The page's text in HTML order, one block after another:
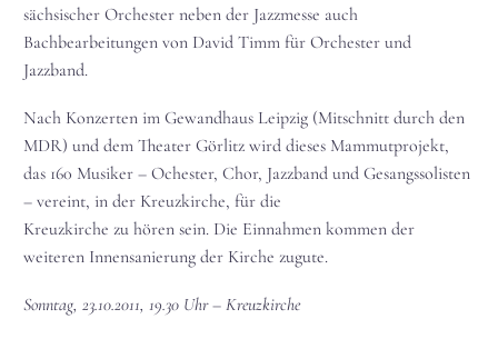
sächsischer Orchester neben der Jazzmesse auch
Bachbearbeitungen von David Timm für Orchester und
Jazzband.
Nach Konzerten im Gewandhaus Leipzig (Mitschnitt durch den
MDR) und dem Theater Görlitz wird dieses Mammutprojekt,
das 160 Musiker – Ochester, Chor, Jazzband und Gesangssolisten
– vereint, in der Kreuzkirche, für die
Kreuzkirche zu hören sein. Die Einnahmen kommen der
weiteren Innensanierung der Kirche zugute.
Sonntag, 23.10.2011, 19.30 Uhr – Kreuzkirche